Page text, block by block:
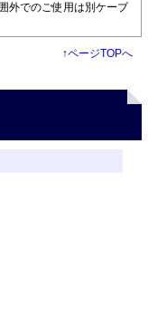
外でのご使用は別ケーブ
↑ページTOPへ